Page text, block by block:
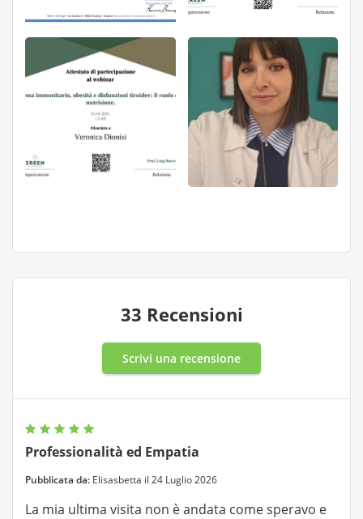
33 Recensioni
Scrivi una recensione
Professionalità ed Empatia
Pubblicata da: Elisasbetta il 24 Luglio 2026
La mia ultima visita non è andata come speravo e